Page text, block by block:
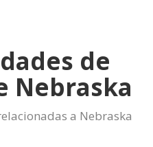
de
Nebraska
a Nebraska